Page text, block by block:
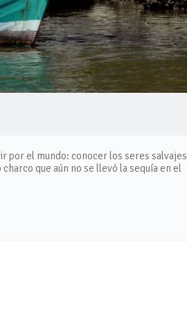
por el mundo: conocer los seres salvajes
que aún no se llevó la sequía en el